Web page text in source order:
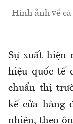
Hình ảnh về
Sự xuất hiện
hiệu quốc tế
chuẩn thị
kế cửa hàng
nhiên, theo